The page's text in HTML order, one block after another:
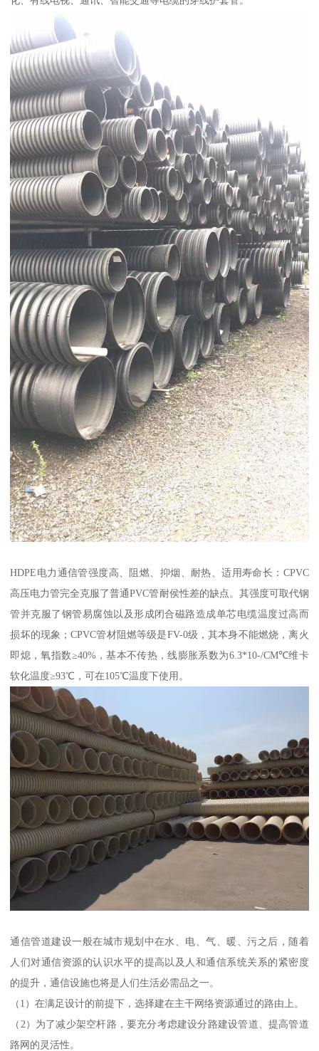
HDPE电力通信管强度高、阻燃、抑烟、耐热、适用寿命长：CPVC
高压电力管完全克服了普通PVC管耐侯性差的缺点。其强度可取代钢
管并克服了钢管易腐蚀以及形成闭合磁路造成单芯电缆温度过高而
损坏的现象；CPVC管材阻燃等级是FV-0级，其本身不能燃烧，离火
即熄，氧指数≥40%，基本不传热，线膨胀系数为6.3*10-/CM℃维卡
软化温度≥93℃，可在105℃温度下使用。
通信管道建设一般在城市规划中在水、电、气、暖、污之后，随着
人们对通信资源的认识水平的提高以及人和通信系统关系的紧密度
的提升，通信设施也将是人们生活必需品之一。
（1）在满足设计的前提下，选择建在主干网络资源通过的路由上。
（2）为了减少架空杆路，要充分考虑建设分路建设管道、提高管道
路网的灵活性。